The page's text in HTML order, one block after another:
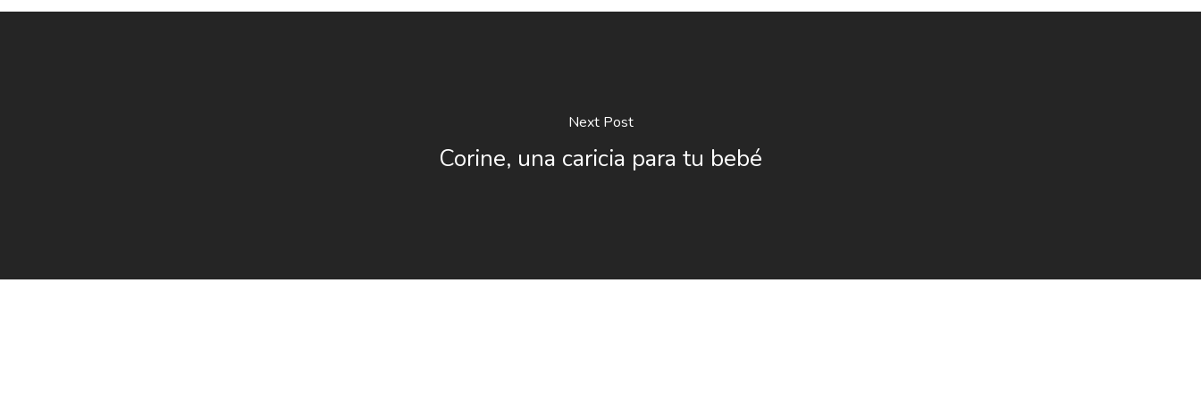
Next Post
Corine, una caricia para tu bebé